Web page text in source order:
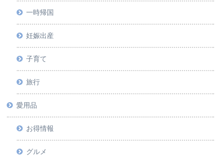
一時帰国
妊娠出産
子育て
旅行
愛用品
お得情報
グルメ